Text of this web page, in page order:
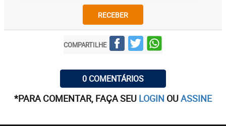
RECEBER
COMPARTILHE
0 COMENTÁRIOS
*PARA COMENTAR, FAÇA SEU LOGIN OUASSINE